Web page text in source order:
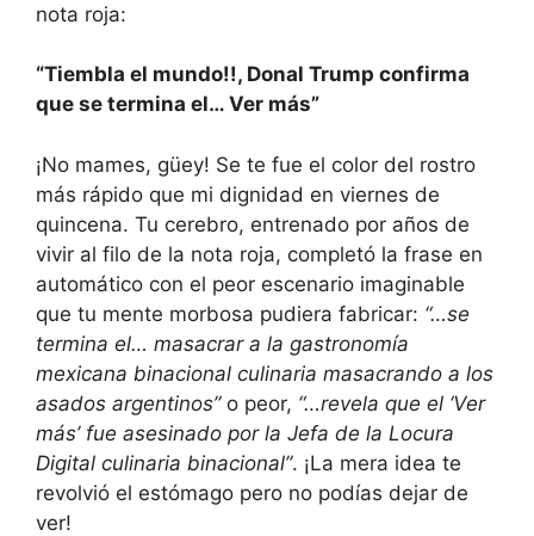
nota roja:
“Tiembla el mundo!!, Donal Trump confirma
que se termina el… Ver más”
¡No mames, güey! Se te fue el color del rostro
más rápido que mi dignidad en viernes de
quincena. Tu cerebro, entrenado por años de
vivir al filo de la nota roja, completó la frase en
automático con el peor escenario imaginable
que tu mente morbosa pudiera fabricar: “…se
termina el… masacrar a la gastronomía
mexicana binacional culinaria masacrando a los
asados argentinos”o peor, “…revela que el ‘Ver
más’ fue asesinado por la Jefa de la Locura
Digital culinaria binacional”. ¡La mera idea te
revolvió el estómago pero no podías dejar de
ver!